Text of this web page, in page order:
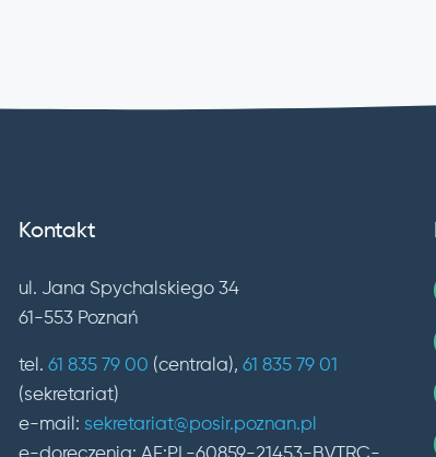
Kontakt
ul. Jana Spychalskiego 34
61-553 Poznań
tel. 61 835 79 00 (centrala), 61 835 79 01
(sekretariat)
e-mail: sekretariat@posir.poznan.pl